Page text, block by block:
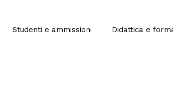
Studenti e ammissioni Didattica e